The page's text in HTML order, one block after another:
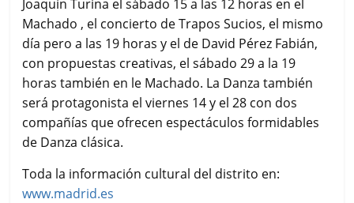
Joaquín Turina el sábado 15 a las 12 horas en el
Machado , el concierto de Trapos Sucios, el mismo
día pero a las 19 horas y el de David Pérez Fabián,
con propuestas creativas, el sábado 29 a la 19
horas también en le Machado. La Danza también
será protagonista el viernes 14 y el 28 con dos
compañías que ofrecen espectáculos formidables
de Danza clásica.
Toda la información cultural del distrito en:
www.madrid.es